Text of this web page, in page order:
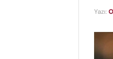
Yazı: